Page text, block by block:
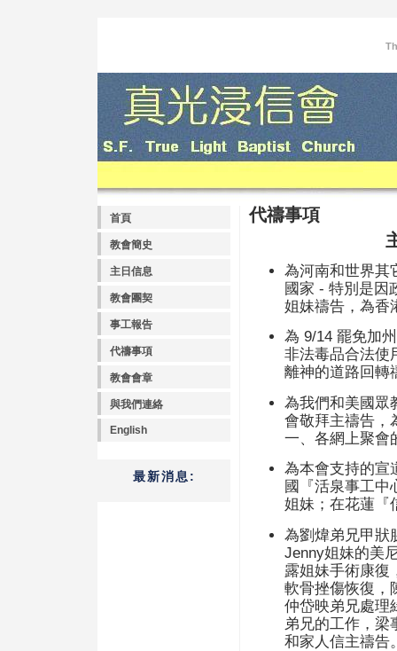
首頁
教會簡史
主日信息
教會團契
事工報告
代禱事項
教會會章
與我們連絡
English
最新消息:
代禱事項
為河南和世界其
國家 - 特別是因
姐妹禱告，為香
為 9/14 罷免加
非法毒品合法使
離神的道路回轉
為我們和美國眾
會敬拜主禱告，
一、各網上聚會
為本會支持的宣
國『活泉事工中
姐妹；在花蓮『
為劉煒弟兄甲狀
Jenny姐妹的美
露姐妹手術康復
軟骨挫傷恢復，
仲岱映弟兄處理
弟兄的工作，梁
和家人信主禱告